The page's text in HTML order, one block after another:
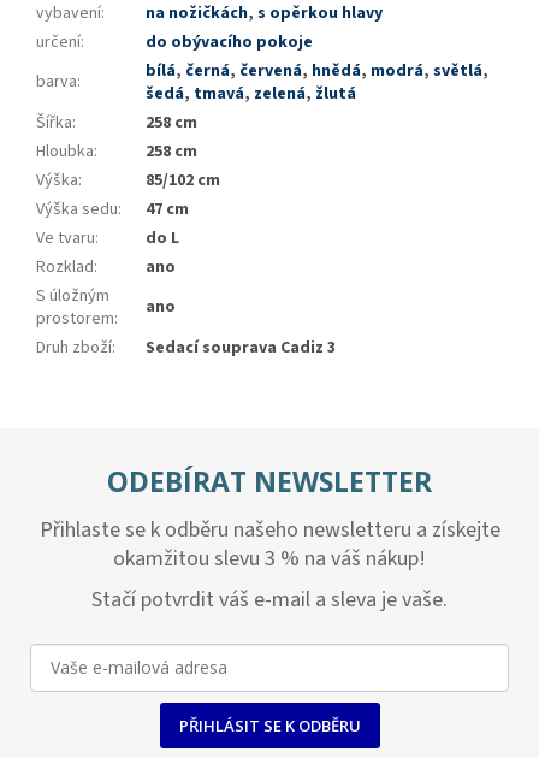
vybavení: na nožičkách, s opěrkou hlavy
určení:
do obývacího pokoje
barva: bílá, černá, červená, hnědá, modrá, světlá,
šedá, tmavá, zelená, žlutá
Šířka:
258 cm
Hloubka:
258 cm
Výška:
85/102 cm
Výška sedu:
47 cm
Ve tvaru:
do L
Rozklad:
ano
S úložným
prostorem:
ano
Druh zboží: Sedací souprava Cadiz 3
ODEBÍRAT NEWSLETTER
Přihlaste se k odběru našeho newsletteru a získejte
okamžitou slevu 3 % na váš nákup!
Stačí potvrdit váš e-mail a sleva je vaše.
PŘIHLÁSIT SE K ODBĚRU